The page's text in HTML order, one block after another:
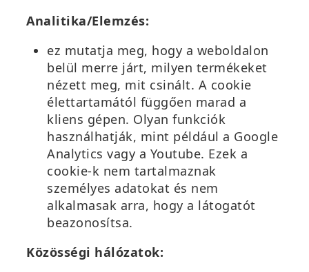
Analitika/Elemzés:
ez mutatja meg, hogy a weboldalon
belül merre járt, milyen termékeket
nézett meg, mit csinált. A cookie
élettartamától függően marad a
kliens gépen. Olyan funkciók
használhatják, mint például a Google
Analytics vagy a Youtube. Ezek a
cookie-k nem tartalmaznak
személyes adatokat és nem
alkalmasak arra, hogy a látogatót
beazonosítsa.
Közösségi hálózatok: